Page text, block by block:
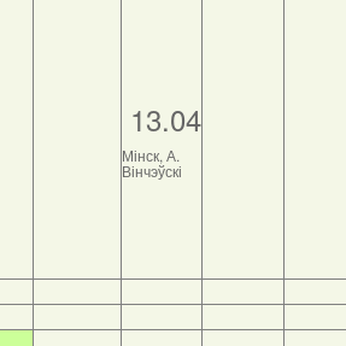
13.04
Мінск, А.
Вінчэўскі